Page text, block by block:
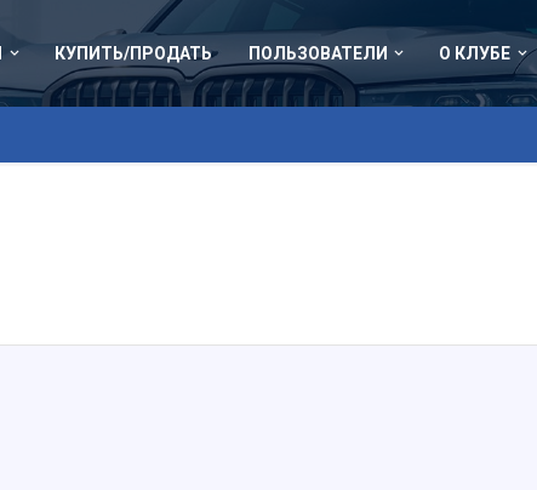
КУПИТЬ/ПРОДАТЬ ПОЛЬЗОВАТЕЛИ О КЛУБЕ